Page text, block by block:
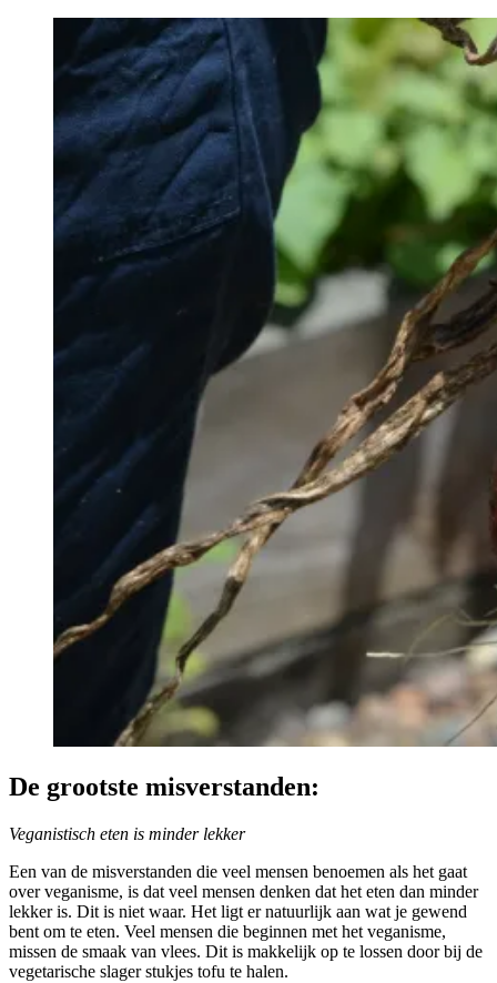
De grootste misverstanden:
Veganistisch eten is minder lekker
Een van de misverstanden die veel mensen benoemen als het gaat
over veganisme, is dat veel mensen denken dat het eten dan minder
lekker is. Dit is niet waar. Het ligt er natuurlijk aan wat je gewend
bent om te eten. Veel mensen die beginnen met het veganisme,
missen de smaak van vlees. Dit is makkelijk op te lossen door bij de
vegetarische slager stukjes tofu te halen.